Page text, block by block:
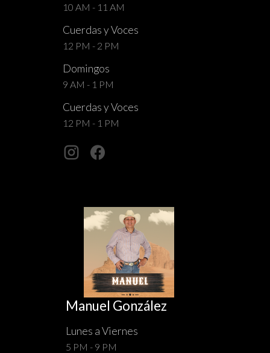
10 AM - 11 AM
Cuerdas y Voces
12 PM - 2 PM
Domingos
9 AM - 1 PM
Cuerdas y Voces
12 PM - 1 PM
Manuel González
Lunes a Viernes
5 PM - 9 PM